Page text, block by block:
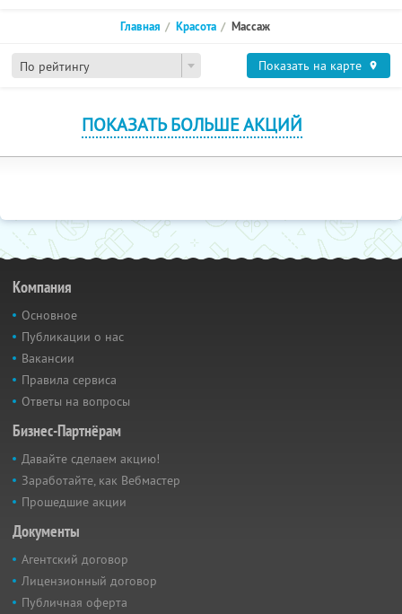
По рейтингу
Главная Красота Массаж
Показать на карте
ПОКАЗАТЬ БОЛЬШЕ АКЦИЙ
Компания
Основное
Публикации о нас
Вакансии
Правила сервиса
Ответы на вопросы
Бизнес-Партнёрам
Давайте сделаем акцию!
Заработайте, как Вебмастер
Прошедшие акции
Документы
Агентский договор
Лицензионный договор
Публичная оферта